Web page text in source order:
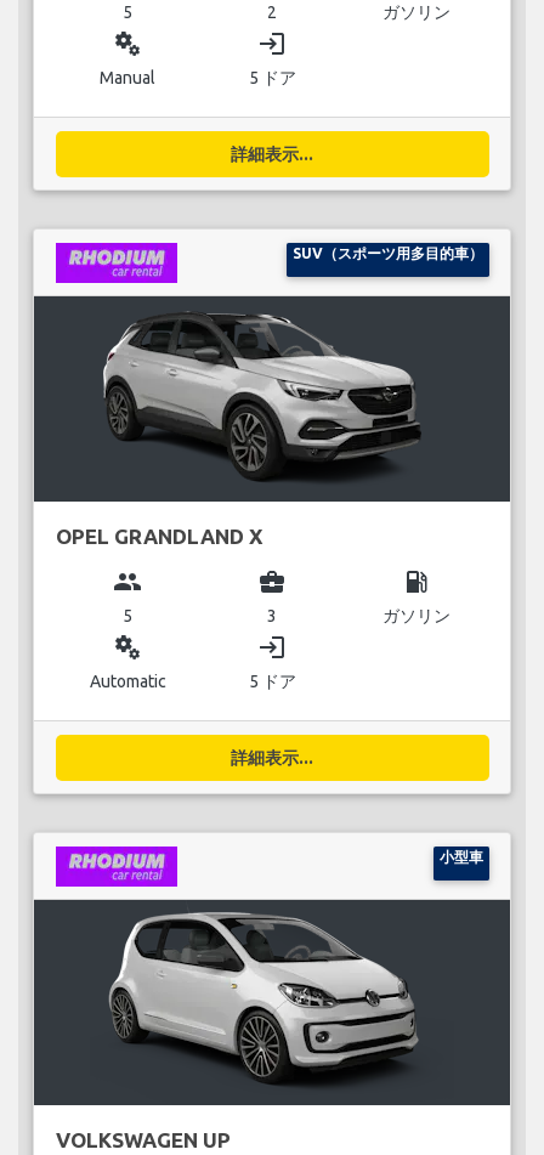
5 2 ガソリン
miscellaneous_services
Manual
login
5 ドア
詳細表示...
SUV（スポーツ用多目的車）
OPEL GRANDLAND X
group
5
business_center
3
local_gas_station
ガソリン
miscellaneous_services
Automatic
login
5 ドア
詳細表示...
小型車
VOLKSWAGEN UP